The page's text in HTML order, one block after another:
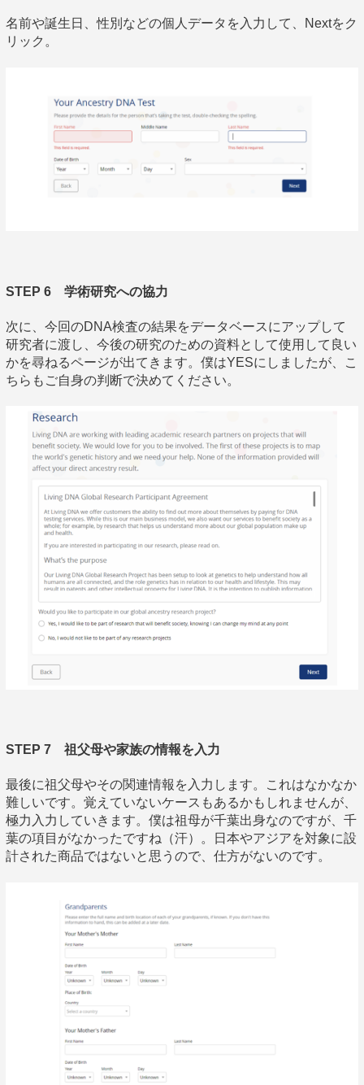
名前や誕生日、性別などの個人データを入力して、Nextをク
リック。
STEP 6 学術研究への協力
次に、今回のDNA検査の結果をデータベースにアップして
研究者に渡し、今後の研究のための資料として使用して良い
かを尋ねるページが出てきます。僕はYESにしましたが、こ
ちらもご自身の判断で決めてください。
STEP 7 祖父母や家族の情報を入力
最後に祖父母やその関連情報を入力します。これはなかなか
難しいです。覚えていないケースもあるかもしれませんが、
極力入力していきます。僕は祖母が千葉出身なのですが、千
葉の項目がなかったですね（汗）。日本やアジアを対象に設
計された商品ではないと思うので、仕方がないのです。